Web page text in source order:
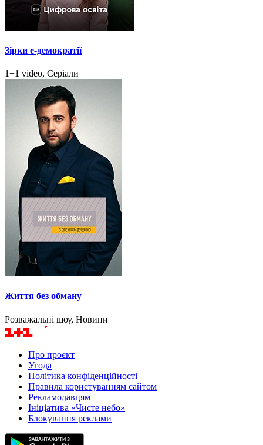
Зірки e-демократії
1+1 video, Серіали
Життя без обману
Розважальні шоу, Новини
Про проєкт
Угода
Політика конфіденційності
Правила користуванням сайтом
Рекламодавцям
Ініціатива «Чисте небо»
Блокування реклами